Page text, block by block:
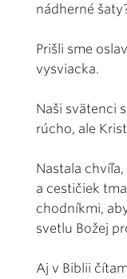
nádherné
Prišli sme
vysviacka.
Naši svätenci
rúcho, ale
Nastala
a cestičiek
chodníkmi,
svetlu Božej
Aj v Biblii